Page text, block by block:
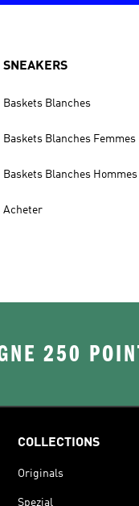
SNEAKERS
Baskets Blanches
Baskets Blanches Femmes
Baskets Blanches Hommes
Acheter
250
COLLECTIONS
Originals
Spezial